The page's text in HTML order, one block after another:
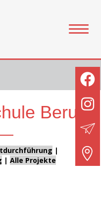
Beruf
|
| Alle Projekte